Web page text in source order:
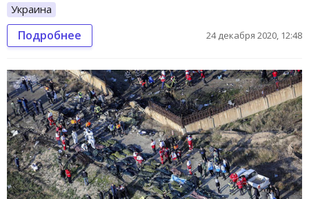
Украина
Подробнее 24 декабря 2020, 12:48